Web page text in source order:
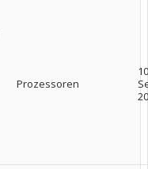
Prozessoren